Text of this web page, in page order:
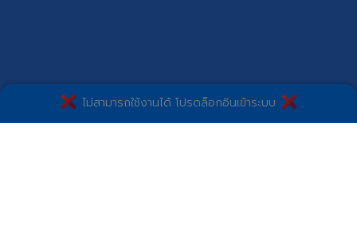
ไม่สามารถใช้งานได้ โปรดล็อกอินเข้าระบบ